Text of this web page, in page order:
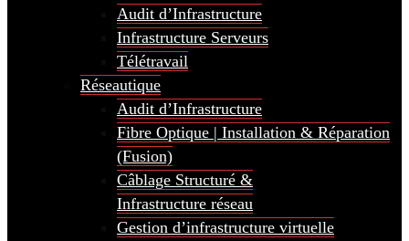
Audit d’Infrastructure
Infrastructure Serveurs
Télétravail
Réseautique
Audit d’Infrastructure
Fibre Optique | Installation & Réparation
(Fusion)
Câblage Structuré &
Infrastructure réseau
Gestion d’infrastructure virtuelle